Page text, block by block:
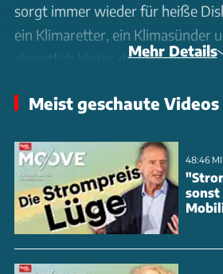
sorgt immer wieder für heiße
ein Klimaretter, ein Klimasünder
eigentlich hinter den Studien, die
Volker Quaschning, Professor an
Mehr Details
Meist geschaute Videos
48:46
sonst